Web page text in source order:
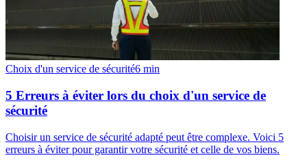
Choix d'un service de sécurité6 min
5 Erreurs à éviter lors du choix d'un service de
sécurité
Choisir un service de sécurité adapté peut être complexe. Voici 5
erreurs à éviter pour garantir votre sécurité et celle de vos biens.